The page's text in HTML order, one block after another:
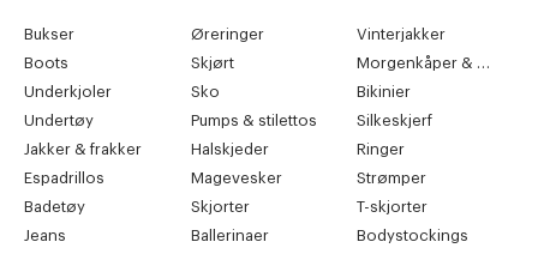
Bukser Øreringer
Vinterjakker
Boots
Skjørt
Morgenkåper & kimonoer
Underkjoler
Sko
Bikinier
Undertøy
Pumps & stilettos
Silkeskjerf
Jakker & frakker
Halskjeder
Ringer
Espadrillos
Magevesker
Strømper
Badetøy
Skjorter
T-skjorter
Jeans
Ballerinaer
Bodystockings